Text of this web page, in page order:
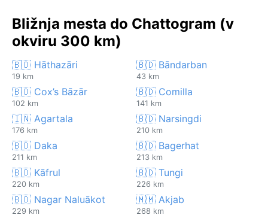
Bližnja mesta do Chattogram (v
okviru 300 km)
🇧🇩 Hāthazāri
19 km
🇧🇩 Bāndarban
43 km
🇧🇩 Cox’s Bāzār
102 km
🇧🇩 Comilla
141 km
🇮🇳 Agartala
176 km
🇧🇩 Narsingdi
210 km
🇧🇩 Daka
211 km
🇧🇩 Bagerhat
213 km
🇧🇩 Kāfrul
220 km
🇧🇩 Tungi
226 km
🇧🇩 Nagar Naluākot
229 km
🇲🇲 Akjab
268 km